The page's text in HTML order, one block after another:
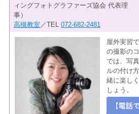
ィングフォトグラファーズ協会 代表理
事）
高槻教室 ／TEL 072-682-2481
屋外実習
の撮影の
では、写
ルの付け
緒に楽し
しょう。